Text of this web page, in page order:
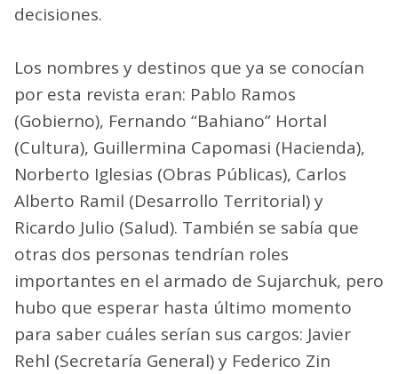
decisiones.
Los nombres y destinos que ya se conocían
por esta revista eran: Pablo Ramos
(Gobierno), Fernando “Bahiano” Hortal
(Cultura), Guillermina Capomasi (Hacienda),
Norberto Iglesias (Obras Públicas), Carlos
Alberto Ramil (Desarrollo Territorial) y
Ricardo Julio (Salud). También se sabía que
otras dos personas tendrían roles
importantes en el armado de Sujarchuk, pero
hubo que esperar hasta último momento
para saber cuáles serían sus cargos: Javier
Rehl (Secretaría General) y Federico Zin